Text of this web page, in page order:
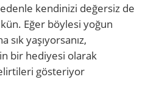
kendinizi değersiz de
Eğer böylesi yoğun
sık yaşıyorsanız,
bir hediyesi olarak
gösteriyor